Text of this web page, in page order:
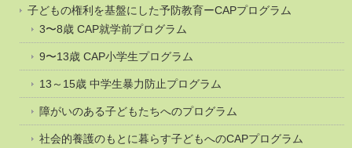
子どもの権利を基盤にした予防教育ーCAPプログラム
3〜8歳 CAP就学前プログラム
9〜13歳 CAP小学生プログラム
13～15歳 中学生暴力防止プログラム
障がいのある子どもたちへのプログラム
社会的養護のもとに暮らす子どもへのCAPプログラム